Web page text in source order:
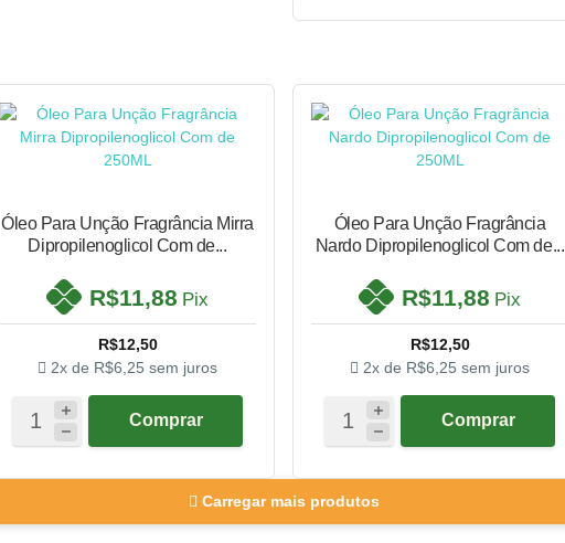
Óleo Para Unção Fragrância Mirra
Dipropilenoglicol Com de...
R$11,88 Pix
R$12,50
2x de R$6,25 sem juros
Comprar
Óleo Para Unção Fragrância
Nardo Dipropilenoglicol Com de...
R$11,88 Pix
R$12,50
2x de R$6,25 sem juros
Comprar
Carregar mais produtos